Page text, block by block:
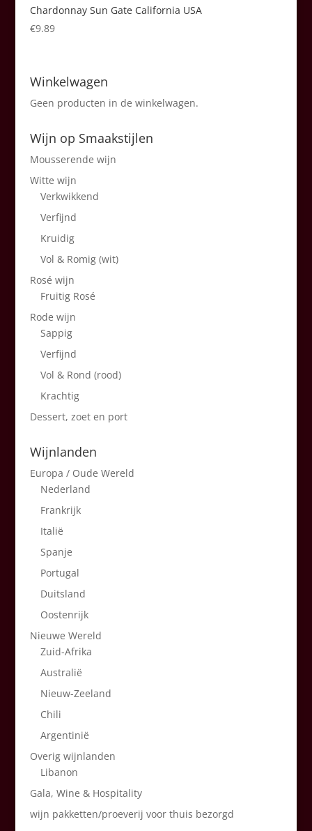
Chardonnay Sun Gate California USA
€9.89
Winkelwagen
Geen producten in de winkelwagen.
Wijn op Smaakstijlen
Mousserende wijn
Witte wijn
Verkwikkend
Verfijnd
Kruidig
Vol & Romig (wit)
Rosé wijn
Fruitig Rosé
Rode wijn
Sappig
Verfijnd
Vol & Rond (rood)
Krachtig
Dessert, zoet en port
Wijnlanden
Europa / Oude Wereld
Nederland
Frankrijk
Italië
Spanje
Portugal
Duitsland
Oostenrijk
Nieuwe Wereld
Zuid-Afrika
Australië
Nieuw-Zeeland
Chili
Argentinië
Overig wijnlanden
Libanon
Gala, Wine & Hospitality
wijn pakketten/proeverij voor thuis bezorgd